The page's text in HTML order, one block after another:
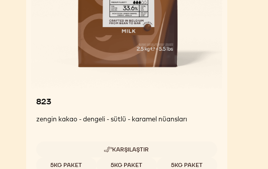
823
zengin kakao - dengeli - sütlü - karamel nüansları
KARŞILAŞTIR
-
Uygun boyutlar
5KG PAKET 5KG PAKET 5KG PAKET